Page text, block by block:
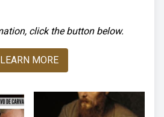
click the button below.
LEARN MORE